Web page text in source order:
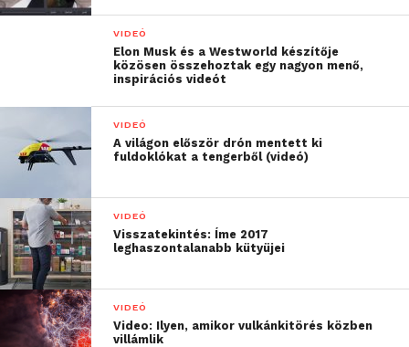
VIDEÓ
Elon Musk és a Westworld készítője
közösen összehoztak egy nagyon menő,
inspirációs videót
VIDEÓ
A világon először drón mentett ki
fuldoklókat a tengerből (videó)
VIDEÓ
Visszatekintés: Íme 2017
leghaszontalanabb kütyüjei
VIDEÓ
Video: Ilyen, amikor vulkánkitörés közben
villámlik